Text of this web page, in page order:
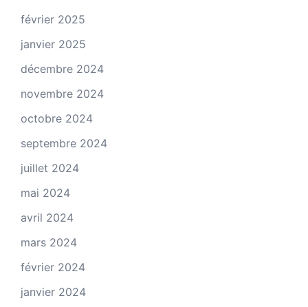
février 2025
janvier 2025
décembre 2024
novembre 2024
octobre 2024
septembre 2024
juillet 2024
mai 2024
avril 2024
mars 2024
février 2024
janvier 2024